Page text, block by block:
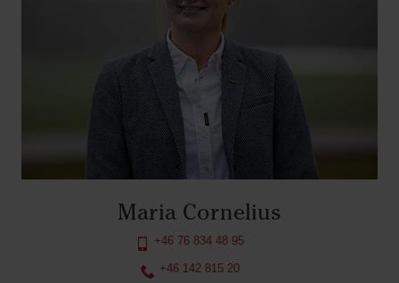
Maria Cornelius
+46 76 834 48 95
+46 142 815 20